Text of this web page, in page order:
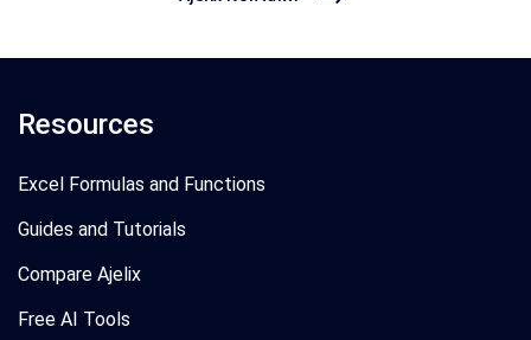
Resources
Excel Formulas and Functions
Guides and Tutorials
Compare Ajelix
Free AI Tools